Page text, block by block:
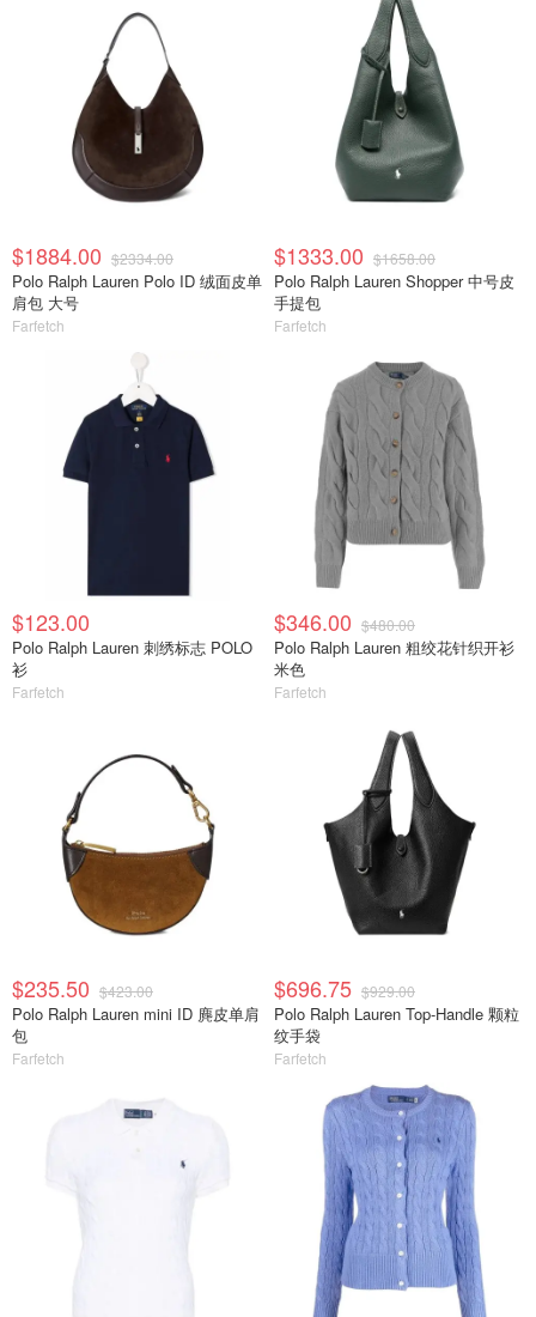
$1884.00 $2334.00
Polo Ralph Lauren Polo ID 绒面皮单
肩包 大号
Farfetch
$1333.00 $1658.00
Polo Ralph Lauren Shopper 中号皮
手提包
Farfetch
$123.00
Polo Ralph Lauren 刺绣标志 POLO
衫
Farfetch
$346.00 $480.00
Polo Ralph Lauren 粗绞花针织开衫
米色
Farfetch
$235.50 $423.00
Polo Ralph Lauren mini ID 麂皮单肩
包
Farfetch
$696.75 $929.00
Polo Ralph Lauren Top-Handle 颗粒
纹手袋
Farfetch